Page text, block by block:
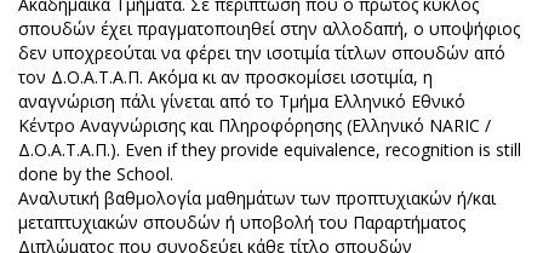
σπουδών έχει πραγματοποιηθεί στην αλλοδαπή, ο υποψήφιος
δεν υποχρεούται να φέρει την ισοτιμία τίτλων σπουδών από
τον Δ.Ο.Α.Τ.Α.Π. Ακόμα κι αν προσκομίσει ισοτιμία, η
αναγνώριση πάλι γίνεται από το Τμήμα Ελληνικό Εθνικό
Κέντρο Αναγνώρισης και Πληροφόρησης (Ελληνικό NARIC /
Δ.Ο.Α.Τ.Α.Π.). Even if they provide equivalence, recognition is still
done by the School.
Αναλυτική βαθμολογία μαθημάτων των προπτυχιακών ή/και
μεταπτυχιακών σπουδών ή υποβολή του Παραρτήματος
Διπλώματος που συνοδεύει κάθε τίτλο σπουδών